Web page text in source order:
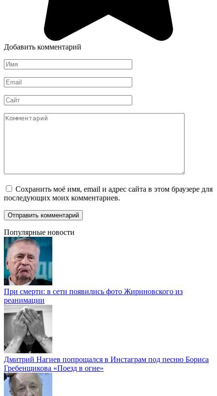
Добавить комментарий
Имя
*
Email
*
Сайт
Комментарий
Сохранить моё имя, email и адрес сайта в этом браузере для
последующих моих комментариев.
Популярные новости
При смерти: в сети появились фото Жириновского из
реанимации
Дмитрий Нагиев попрощался в Инстаграм под песню Бориса
Гребенщикова «Поезд в огне»